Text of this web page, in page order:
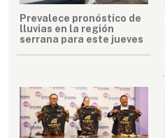
Prevalece pronóstico de
lluvias en la región
serrana para este jueves